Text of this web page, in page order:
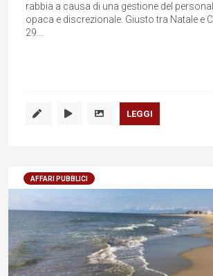
rabbia a causa di una gestione del
opaca e discrezionale. Giusto tra Natale e
29...
LEGGI
AFFARI PUBBLICI